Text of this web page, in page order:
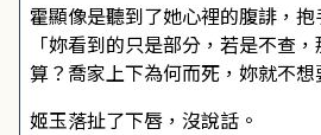
霍顯像是聽到了她心裡的腹誹，抱
「妳看到的只是部分，若是不查
算？喬家上下為何而死，妳就不想
姬玉落扯了下唇，沒說話。